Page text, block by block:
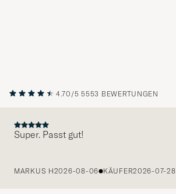
4.70/5 5553 BEWERTUNGEN
Super. Passt gut!
MARKUS H2026-08-06 KÄUFER2026-07-28